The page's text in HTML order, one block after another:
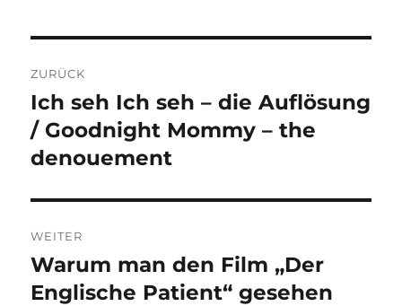
ZURÜCK
Vorheriger
Beitrag:
Ich seh Ich seh – die Auflösung
/ Goodnight Mommy – the
denouement
WEITER
Nächster
Beitrag:
Warum man den Film „Der
Englische Patient“ gesehen